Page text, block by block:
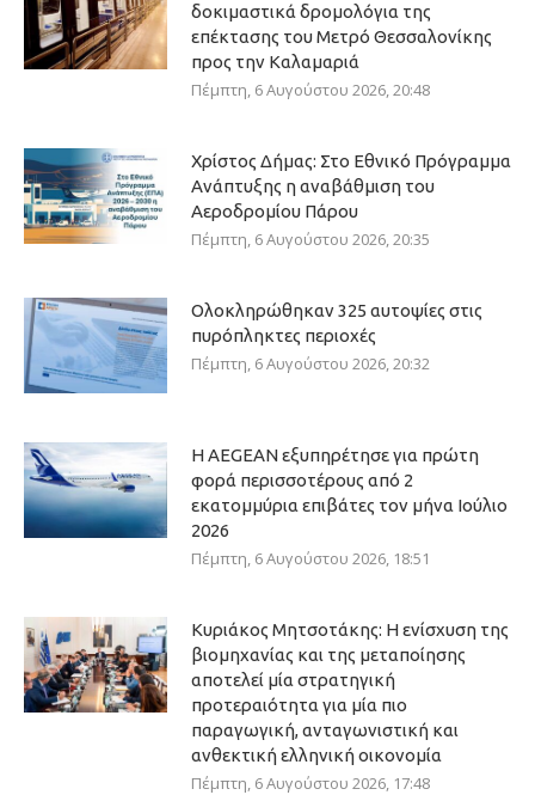
δοκιμαστικά δρομολόγια της
επέκτασης του Μετρό Θεσσαλονίκης
προς την Καλαμαριά
Πέμπτη, 6 Αυγούστου 2026, 20:48
Χρίστος Δήμας: Στο Εθνικό Πρόγραμμα
Ανάπτυξης η αναβάθμιση του
Αεροδρομίου Πάρου
Πέμπτη, 6 Αυγούστου 2026, 20:35
Ολοκληρώθηκαν 325 αυτοψίες στις
πυρόπληκτες περιοχές
Πέμπτη, 6 Αυγούστου 2026, 20:32
Η AEGEAN εξυπηρέτησε για πρώτη
φορά περισσοτέρους από 2
εκατομμύρια επιβάτες τον μήνα Ιούλιο
2026
Πέμπτη, 6 Αυγούστου 2026, 18:51
Κυριάκος Μητσοτάκης: Η ενίσχυση της
βιομηχανίας και της μεταποίησης
αποτελεί μία στρατηγική
προτεραιότητα για μία πιο
παραγωγική, ανταγωνιστική και
ανθεκτική ελληνική οικονομία
Πέμπτη, 6 Αυγούστου 2026, 17:48